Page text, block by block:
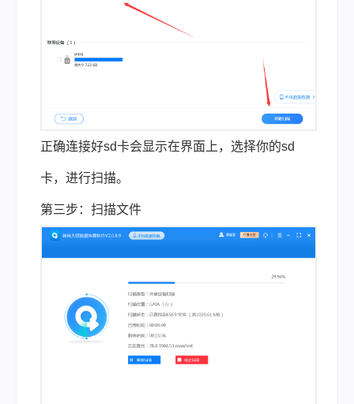
正确连接好sd卡会显示在界面上，选择你的sd
卡，进行扫描。
第三步：扫描文件